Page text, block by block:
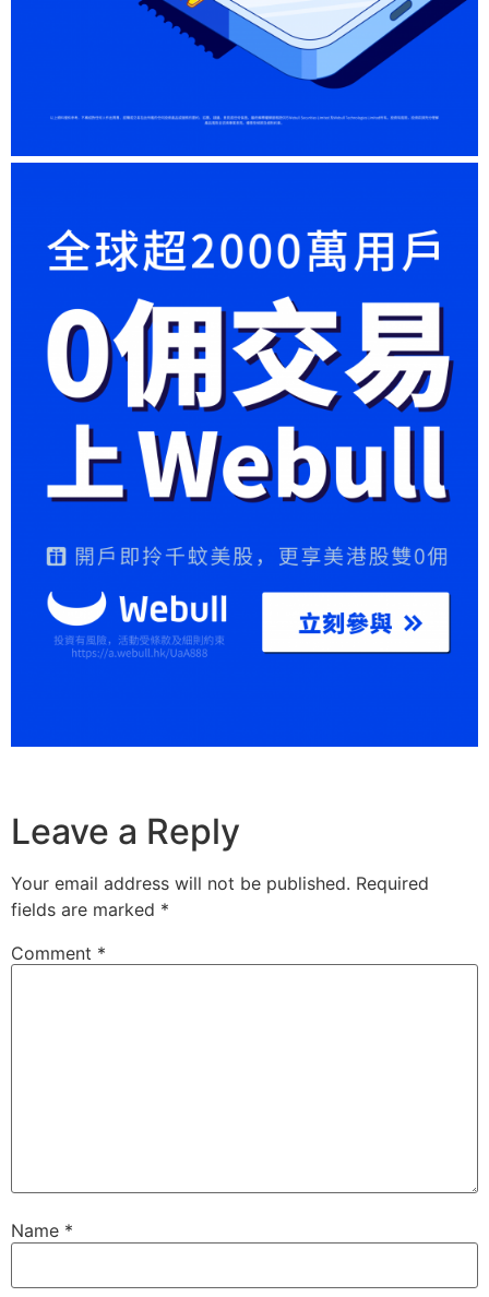
Leave a Reply
Your email address will not be published. Required
fields are marked *
Comment *
Name *